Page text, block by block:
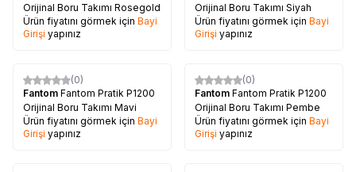
Orijinal Boru Takımı Rosegold
Ürün fiyatını görmek için Bayi
Girişi yapınız
Orijinal Boru Takımı Siyah
Ürün fiyatını görmek için Bayi
Girişi yapınız
(0)
Fantom Fantom Pratik P1200
Orijinal Boru Takımı Mavi
Ürün fiyatını görmek için Bayi
Girişi yapınız
(0)
Fantom Fantom Pratik P1200
Orijinal Boru Takımı Pembe
Ürün fiyatını görmek için Bayi
Girişi yapınız